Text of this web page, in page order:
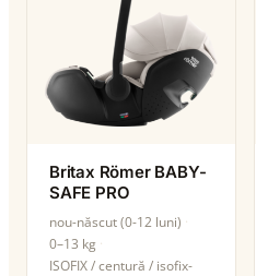
Britax Römer BABY-
SAFE PRO
nou-născut (0-12 luni)
0–13 kg
ISOFIX / centură / isofix-